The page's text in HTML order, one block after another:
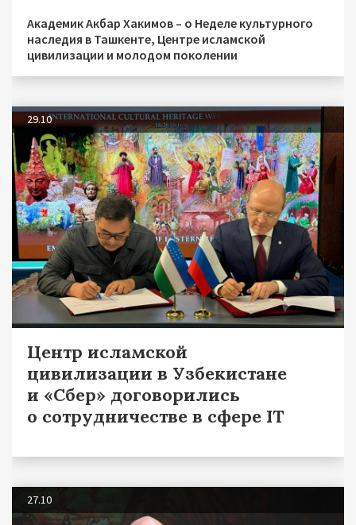
Академик Акбар Хакимов – о Неделе культурного
наследия в Ташкенте, Центре исламской
цивилизации и молодом поколении
29.10
Центр исламской
цивилизации в Узбекистане
и «Сбер» договорились
о сотрудничестве в сфере IT
27.10